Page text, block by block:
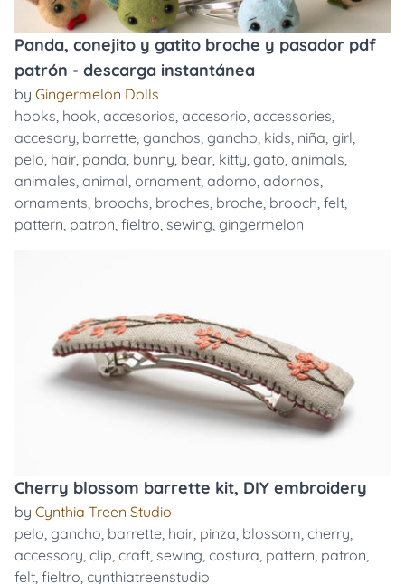
Panda, conejito y gatito broche y pasador pdf
patrón - descarga instantánea
by Gingermelon Dolls
hooks, hook, accesorios, accesorio, accessories,
accesory, barrette, ganchos, gancho, kids, niña, girl,
pelo, hair, panda, bunny, bear, kitty, gato, animals,
animales, animal, ornament, adorno, adornos,
ornaments, broochs, broches, broche, brooch, felt,
pattern, patron, fieltro, sewing, gingermelon
Cherry blossom barrette kit, DIY embroidery
by Cynthia Treen Studio
pelo, gancho, barrette, hair, pinza, blossom, cherry,
accessory, clip, craft, sewing, costura, pattern, patron,
felt, fieltro, cynthiatreenstudio